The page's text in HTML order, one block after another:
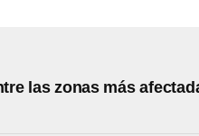
las zonas más